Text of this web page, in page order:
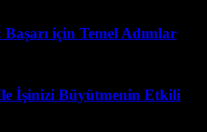
için Temel Adımlar
İşinizi Büyütmenin Etkili